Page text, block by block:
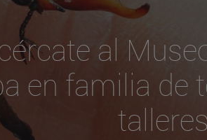
al
en familia de